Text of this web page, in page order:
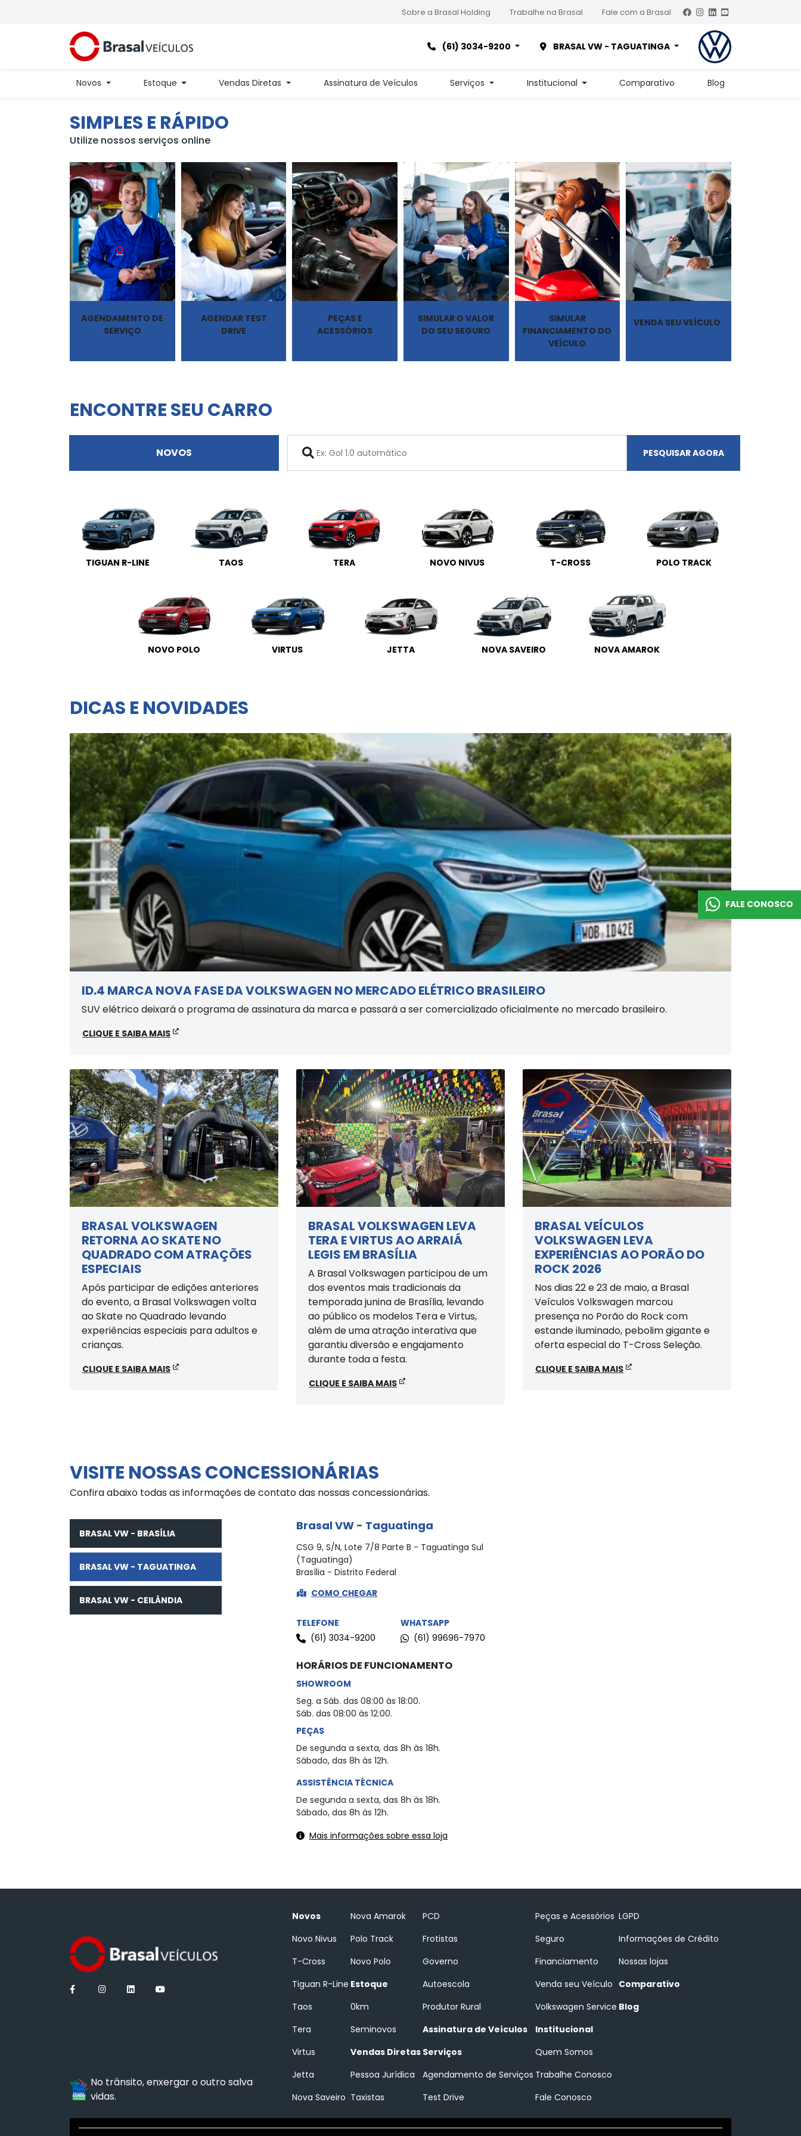
Sobre a Brasal Holding Trabalhe na Brasal Fale com a Brasal
(61) 3034-9200 BRASAL VW - TAGUATINGA
Novos Estoque Vendas Diretas Assinatura de Veículos Serviços Institucional Comparativo Blog
SIMPLES E RÁPIDO
Utilize nossos serviços online
AGENDAMENTO DE
SERVIÇO
AGENDAR TEST
DRIVE
PEÇAS E
ACESSÓRIOS
SIMULAR O VALOR
DO SEU SEGURO
SIMULAR
FINANCIAMENTO DO
VEÍCULO
VENDA SEU VEÍCULO
ENCONTRE SEU CARRO
NOVOS PESQUISAR AGORA
TIGUAN R-LINE TAOS TERA NOVO NIVUS T-CROSS POLO TRACK
NOVO POLO VIRTUS JETTA NOVA SAVEIRO NOVA AMAROK
DICAS E NOVIDADES
ID.4 MARCA NOVA FASE DA VOLKSWAGEN NO MERCADO ELÉTRICO BRASILEIRO
SUV elétrico deixará o programa de assinatura da marca e passará a ser comercializado oficialmente no mercado brasileiro.
CLIQUE E SAIBA MAIS
BRASAL VOLKSWAGEN
RETORNA AO SKATE NO
QUADRADO COM ATRAÇÕES
ESPECIAIS
Após participar de edições anteriores
do evento, a Brasal Volkswagen volta
ao Skate no Quadrado levando
experiências especiais para adultos e
crianças.
CLIQUE E SAIBA MAIS
BRASAL VOLKSWAGEN LEVA
TERA E VIRTUS AO ARRAIÁ
LEGIS EM BRASÍLIA
A Brasal Volkswagen participou de um
dos eventos mais tradicionais da
temporada junina de Brasília, levando
ao público os modelos Tera e Virtus,
além de uma atração interativa que
garantiu diversão e engajamento
durante toda a festa.
CLIQUE E SAIBA MAIS
BRASAL VEÍCULOS
VOLKSWAGEN LEVA
EXPERIÊNCIAS AO PORÃO DO
ROCK 2026
Nos dias 22 e 23 de maio, a Brasal
Veículos Volkswagen marcou
presença no Porão do Rock com
estande iluminado, pebolim gigante e
oferta especial do T-Cross Seleção.
CLIQUE E SAIBA MAIS
VISITE NOSSAS CONCESSIONÁRIAS
Confira abaixo todas as informações de contato das nossas concessionárias.
BRASAL VW - BRASÍLIA
BRASAL VW - TAGUATINGA
BRASAL VW - CEILÂNDIA
Brasal VW - Taguatinga
CSG 9, S/N, Lote 7/8 Parte B - Taguatinga Sul
(Taguatinga)
Brasília - Distrito Federal
COMO CHEGAR
TELEFONE
(61) 3034-9200
WHATSAPP
(61) 99696-7970
HORÁRIOS DE FUNCIONAMENTO
SHOWROOM
Seg. a Sáb. das 08:00 às 18:00.
Sáb. das 08:00 às 12:00.
PEÇAS
De segunda a sexta, das 8h às 18h.
Sábado, das 8h às 12h.
ASSISTÊNCIA TÉCNICA
De segunda a sexta, das 8h às 18h.
Sábado, das 8h às 12h.
Mais informações sobre essa loja
No trânsito, enxergar o outro salva
vidas.
Novos
Novo Nivus
T-Cross
Tiguan R-Line
Taos
Tera
Virtus
Jetta
Nova Saveiro
Nova Amarok
Polo Track
Novo Polo
Estoque
0km
Seminovos
Vendas Diretas
Pessoa Jurídica
Taxistas
PCD
Frotistas
Governo
Autoescola
Produtor Rural
Assinatura de Veículos
Serviços
Agendamento de Serviços
Test Drive
Peças e Acessórios
Seguro
Financiamento
Venda seu Veículo
Volkswagen Service
Institucional
Quem Somos
Trabalhe Conosco
Fale Conosco
LGPD
Informações de Crédito
Nossas lojas
Comparativo
Blog
FALE CONOSCO